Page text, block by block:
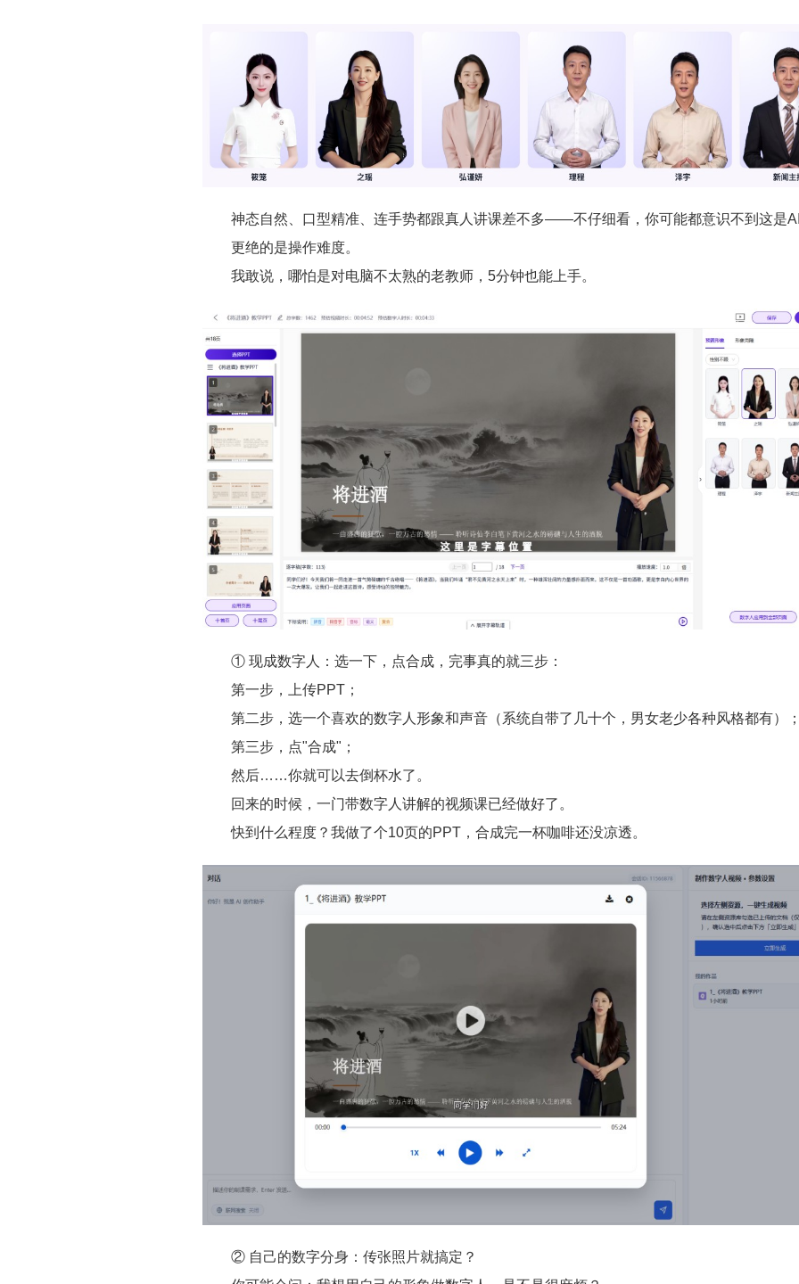
神态自然、口型精准、连手势都跟真人讲课差不多——不仔细看，你可能都意识不到这是
更绝的是操作难度。
我敢说，哪怕是对电脑不太熟的老教师，5分钟也能上手。
① 现成数字人：选一下，点合成，完事真的就三步：
第一步，上传PPT；
第二步，选一个喜欢的数字人形象和声音（系统自带了几十个，男女老少各种风格都有）
第三步，点"合成"；
然后……你就可以去倒杯水了。
回来的时候，一门带数字人讲解的视频课已经做好了。
快到什么程度？我做了个10页的PPT，合成完一杯咖啡还没凉透。
② 自己的数字分身：传张照片就搞定？